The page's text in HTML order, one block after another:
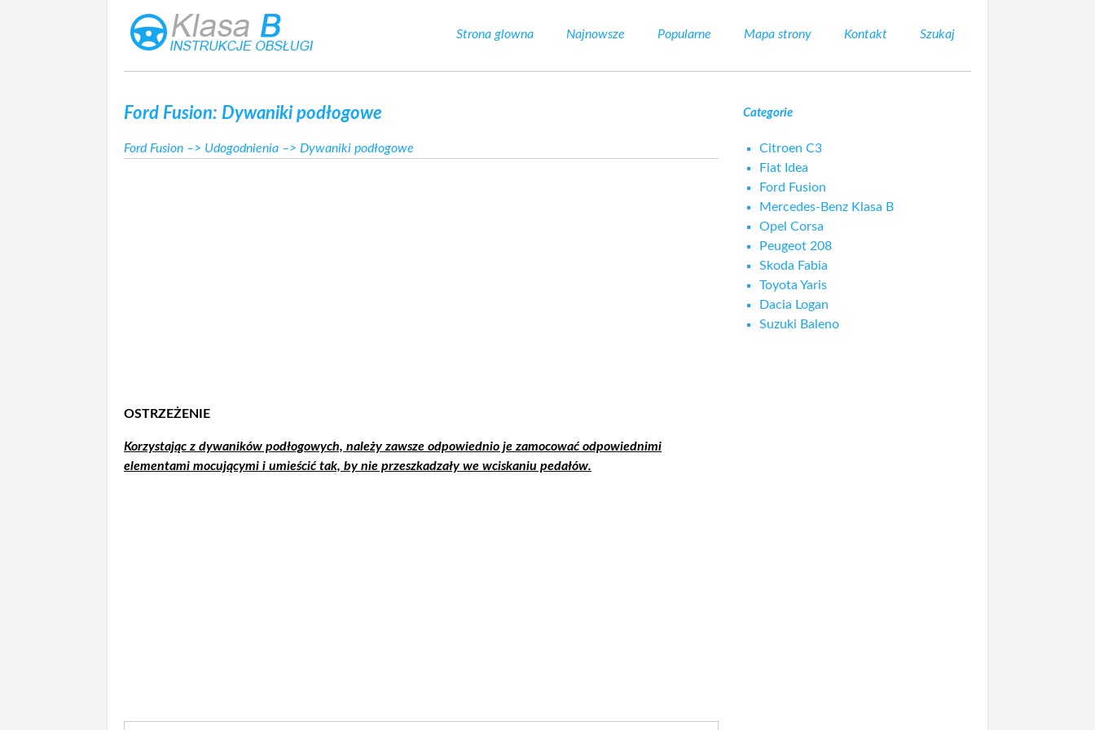
Strona glowna Najnowsze Popularne Mapa strony Kontakt Szukaj
Ford Fusion: Dywaniki podłogowe
Ford Fusion –> Udogodnienia –> Dywaniki podłogowe
OSTRZEŻENIE
Korzystając z dywaników podłogowych, należy zawsze odpowiednio je zamocować odpowiednimi
elementami mocującymi i umieścić tak, by nie przeszkadzały we wciskaniu pedałów.
Categorie
Citroen C3
Fiat Idea
Ford Fusion
Mercedes-Benz Klasa B
Opel Corsa
Peugeot 208
Skoda Fabia
Toyota Yaris
Dacia Logan
Suzuki Baleno